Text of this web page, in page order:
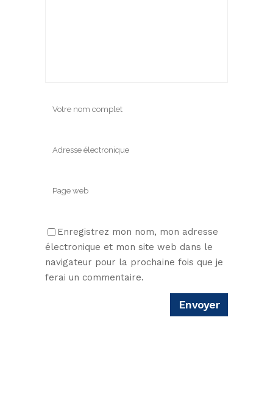
Enregistrez mon nom, mon adresse
électronique et mon site web dans le
navigateur pour la prochaine fois que je
ferai un commentaire.